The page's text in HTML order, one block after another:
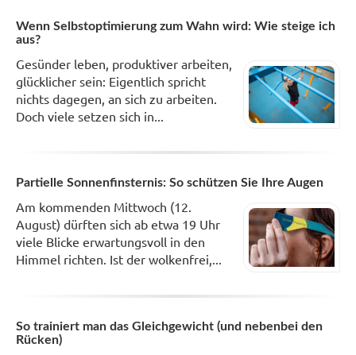
Wenn Selbstoptimierung zum Wahn wird: Wie steige ich
aus?
Gesünder leben, produktiver arbeiten,
glücklicher sein: Eigentlich spricht
nichts dagegen, an sich zu arbeiten.
Doch viele setzen sich in...
Partielle Sonnenfinsternis: So schützen Sie Ihre Augen
Am kommenden Mittwoch (12.
August) dürften sich ab etwa 19 Uhr
viele Blicke erwartungsvoll in den
Himmel richten. Ist der wolkenfrei,...
So trainiert man das Gleichgewicht (und nebenbei den
Rücken)